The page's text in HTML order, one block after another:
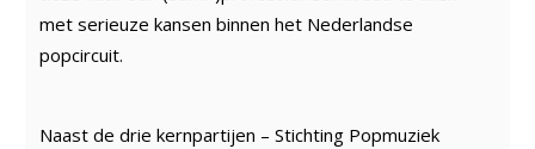
met serieuze kansen binnen het Nederlandse
popcircuit.
Naast de drie kernpartijen – Stichting Popmuziek